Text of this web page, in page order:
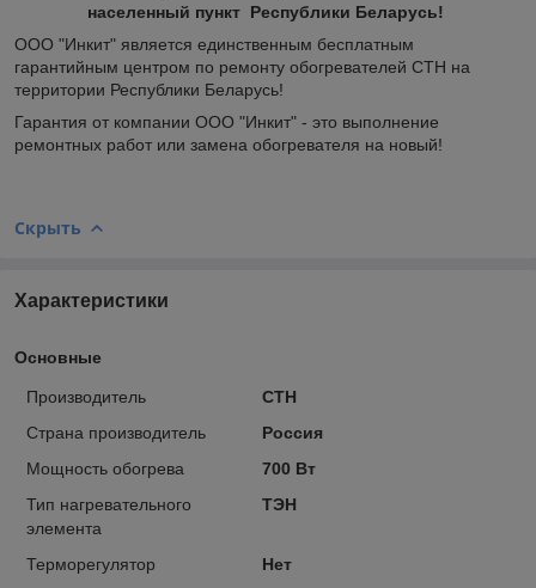
населенный пункт Республики Беларусь!
ООО "Инкит" является единственным бесплатным
гарантийным центром по ремонту обогревателей СТН на
территории Республики Беларусь!
Гарантия от компании ООО "Инкит" - это выполнение
ремонтных работ или замена обогревателя на новый!
Скрыть
Характеристики
Основные
Производитель
СТН
Страна производитель
Россия
Мощность обогрева
700 Вт
Тип нагревательного
элемента
ТЭН
Терморегулятор
Нет